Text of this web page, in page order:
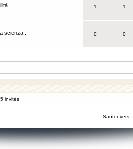
1 1
scienza..
0 0
invités
Sauter vers: